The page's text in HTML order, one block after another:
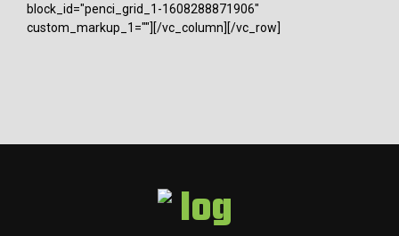
block_id="penci_grid_1-1608288871906"
custom_markup_1=""][/vc_column][/vc_row]